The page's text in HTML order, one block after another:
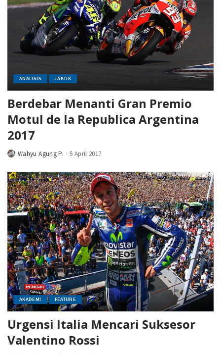
ANALISIS TAKTIK
Berdebar Menanti Gran Premio
Motul de la Republica Argentina
2017
PostedWahyu Agung P. 5 April 2017
AKADEMI FEATURE
Urgensi Italia Mencari Suksesor
Valentino Rossi